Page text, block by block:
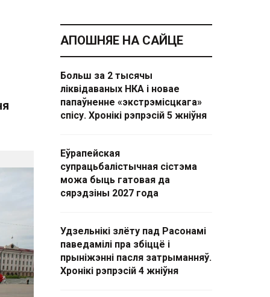
АПОШНЯЕ НА САЙЦЕ
Больш за 2 тысячы
ліквідаваных НКА і новае
папаўненне «экстрэмісцкага»
спісу. Хронікі рэпрэсій 5 жніўня
Еўрапейская
супрацьбалістычная сістэма
можа быць гатовая да
сярэдзіны 2027 года
Удзельнікі злёту пад Расонамі
паведамілі пра збіццё і
прыніжэнні пасля затрыманняў.
Хронікі рэпрэсій 4 жніўня